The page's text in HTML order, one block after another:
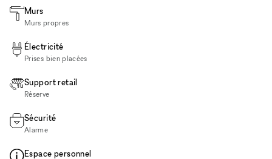
Murs
Murs propres
Électricité
Prises bien placées
Support retail
Réserve
Sécurité
Alarme
Espace personnel